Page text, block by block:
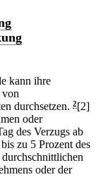
kann ihre
durchsetzen. 2[2]
oder
des Verzugs ab
zu 5 Prozent des
oder der